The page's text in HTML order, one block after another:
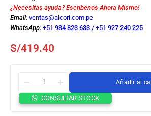
¿Necesitas ayuda? Escríbenos Ahora Mismo!
Email: ventas@alcori.com.pe
WhatsApp: +51 934 823 633 / +51 927 240 225
S/419.40
Añadir al
CONSULTAR STOCK